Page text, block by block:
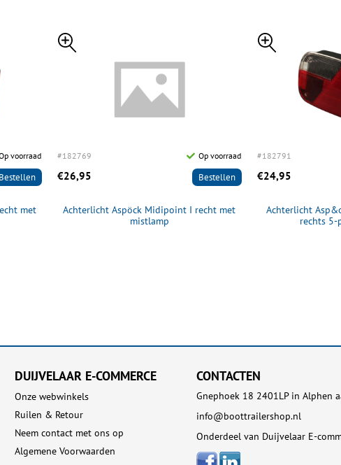
voorraad
Bestellen
met
#182769 Op voorraad
€26,95 Bestellen
Achterlicht Aspöck Midipoint I recht met
mistlamp
#182791
€24,95
Achterlicht
rechts 5-
DUIJVELAAR E-COMMERCE
Onze webwinkels
Ruilen & Retour
Neem contact met ons op
Algemene Voorwaarden
CONTACTEN
Gnephoek 18 2401LP in Alphen
info@boottrailershop.nl
Onderdeel van Duijvelaar E-